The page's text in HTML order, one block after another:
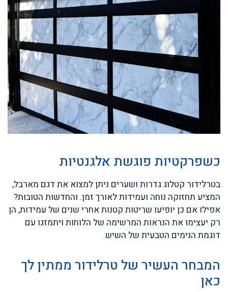
כשפרקטיות פוגשת אלגנטיות
בטרלידור קטלוג גדרות ושערים ניתן למצוא את דגם מארבל,
המציע תחזוקה נוחה ועמידות לאורך זמן. והחדשות הטובות?
אפילו אם כן יופיעו שריטות קטנות אחרי שנים של עמידות, הן
רק יעצימו את הנראות המרשימה של הלוחות ויתמזגו עם
דוגמת הנימים הטבעית של השיש.
המבחר העשיר של טרלידור ממתין לך
כאן